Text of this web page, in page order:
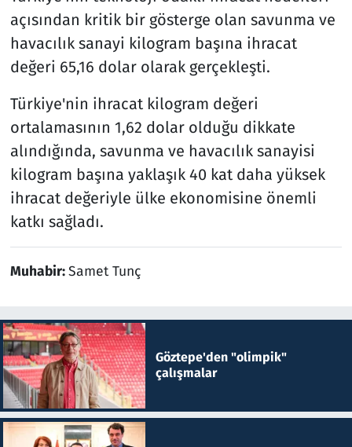
açısından kritik bir gösterge olan savunma ve
havacılık sanayi kilogram başına ihracat
değeri 65,16 dolar olarak gerçekleşti.
Türkiye'nin ihracat kilogram değeri
ortalamasının 1,62 dolar olduğu dikkate
alındığında, savunma ve havacılık sanayisi
kilogram başına yaklaşık 40 kat daha yüksek
ihracat değeriyle ülke ekonomisine önemli
katkı sağladı.
Muhabir:Samet Tunç
Göztepe'den "olimpik"
çalışmalar